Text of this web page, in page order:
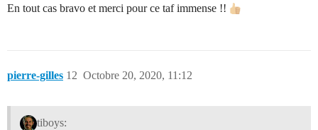
En tout cas bravo et merci pour ce taf immense !!
pierre-gilles Octobre 20, 2020, 11:12
12
tiboys: